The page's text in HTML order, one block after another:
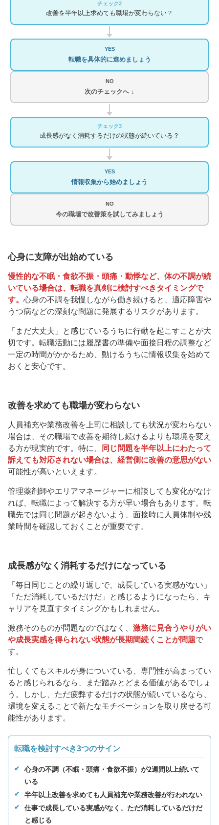
チェック2
改善を半年以上求めても職場が変わらない？
YES
転職を具体的に進めましょう
NO
次のチェックへ ↓
チェック3
成長感がなく消耗するだけの状態が続いている？
YES
情報収集から始めましょう
NO
今の職場で改善策を試してみましょう
心身に支障が出始めている
慢性的な不眠・食欲不振・頭痛・動悸など、体の不調が続
いている場合は、転職を真剣に検討すべきタイミングで
す。 心身の不調を我慢しながら働き続けると、適応障害や
うつ病などの深刻な問題に発展するリスクがあります。
「まだ大丈夫」と感じているうちに行動を起こすことが大
切です。転職活動には履歴書の準備や面接日程の調整など
一定の時間がかかるため、動けるうちに情報収集を始めて
おくと安心です。
改善を求めても職場が変わらない
人員補充や業務改善を上司に相談しても状況が変わらない
場合は、その職場で改善を期待し続けるよりも環境を変え
る方が現実的です。特に、 同じ問題を半年以上にわたって
訴えても対応されない場合は、経営側に改善の意思がない
可能性が高いといえます。
管理薬剤師やエリアマネージャーに相談しても変化がなけ
れば、転職によって解決する方が早い場合もあります。転
職先では同じ問題が起きないよう、面接時に人員体制や残
業時間を確認しておくことが重要です。
成長感がなく消耗するだけになっている
「毎日同じことの繰り返しで、成長している実感がない」
「ただ消耗しているだけだ」と感じるようになったら、キ
ャリアを見直すタイミングかもしれません。
激務そのものが問題なのではなく、 激務に見合うやりがい
や成長実感を得られない状態が長期間続くことが問題で
す。
忙しくてもスキルが身についている、専門性が高まってい
ると感じられるなら、まだ踏みとどまる価値があるでしょ
う。しかし、ただ疲弊するだけの状態が続いているなら、
環境を変えることで新たなモチベーションを取り戻せる可
能性があります。
転職を検討すべき3つのサイン
心身の不調（不眠・頭痛・食欲不振）が2週間以上続いて
いる
半年以上改善を求めても人員補充や業務改善が行われない
仕事で成長している実感がなく、ただ消耗しているだけだ
と感じる